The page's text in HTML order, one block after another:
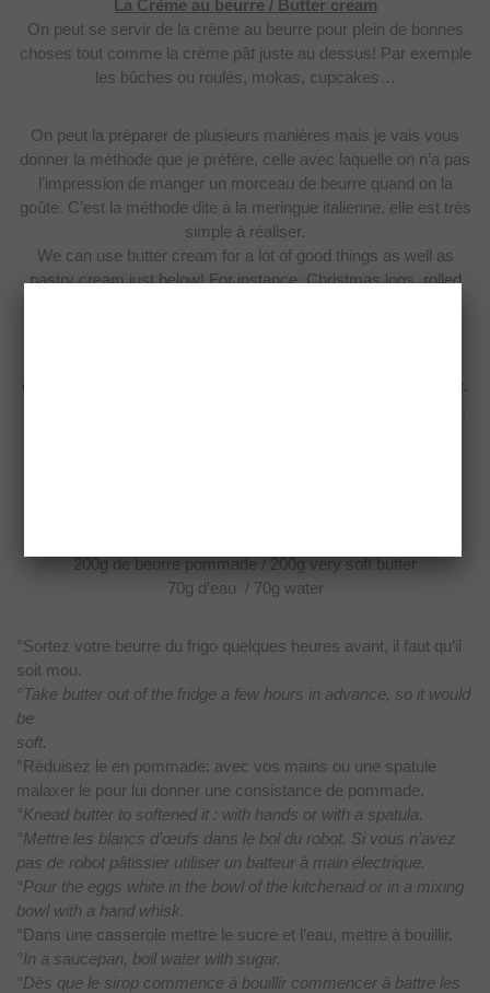
La Crème au beurre / Butter cream
On peut se servir de la crème au beurre pour plein de bonnes
choses tout comme la crème pât juste au dessus! Par exemple
les bûches ou roulés, mokas, cupcakes…
On peut la préparer de plusieurs manières mais je vais vous
donner la méthode que je préfère, celle avec laquelle on n’a pas
l’impression de manger un morceau de beurre quand on la
goûte. C’est la méthode dite à la meringue italienne, elle est très
simple à réaliser.
We can use butter cream for a lot of good things as well as
pastrycream just below! For instance, Christmas logs, rolled
one. The
200g de beurre pommade / 200g very soft butter
70g d’eau / 70g water
°Sortez votre beurre du frigo quelques heures avant, il faut qu’il
soit mou.
°Take butter out of the fridge a few hours in advance, so it would
be
soft.
°Réduisez le en pommade: avec vos mains ou une spatule
malaxer le pour lui donner une consistance de pommade.
°Knead butter to softened it : with hands or with a spatula.
°Mettre les blancs d’œufs dans le bol du robot. Si vous n’avez
pas de robot pâtissier utiliser un batteur à main électrique.
°Pour the eggs white in the bowl of the kitchenaid or in a mixing
bowl with a hand whisk.
°Dans une casserole mettre le sucre et l’eau, mettre à bouillir.
°In a saucepan, boil water with sugar.
°Dès que le sirop commence à bouillir commencer à battre les